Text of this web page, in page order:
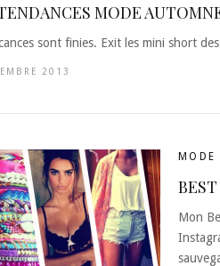
MODE
sont finies. Exit les mini short
2013
MODE
Mon